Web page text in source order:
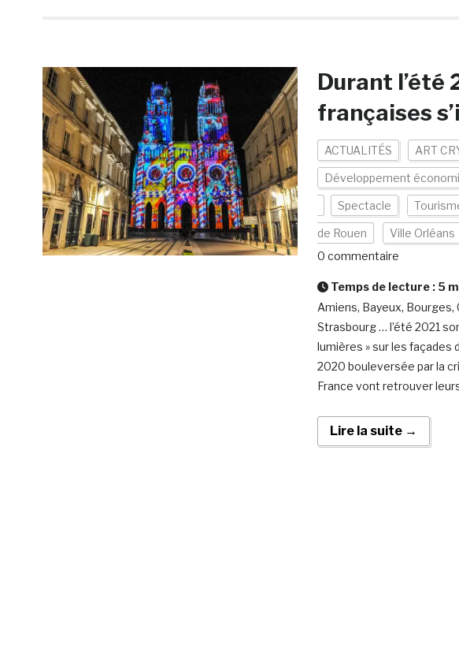
Durant l’été
françaises
ACTUALITÉS ART
Développement
Spectacle
de Rouen Ville Orléans
0 commentaire
Temps de lecture : 5
Amiens, Bayeux, Bourges,
Strasbourg … l’été 2021
lumières » sur les façades
2020 bouleversée par la
France vont retrouver
Lire la suite →